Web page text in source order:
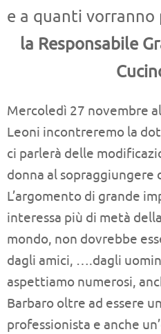
e a quanti vorranno
la Responsabile
Mercoledì 27 novembre
Leoni incontreremo la
ci parlerà delle
donna al sopraggiungere
L’argomento di grande
interessa più di metà
mondo, non dovrebbe
dagli amici, ….dagli
aspettiamo numerosi,
Barbaro oltre ad essere
professionista e anche